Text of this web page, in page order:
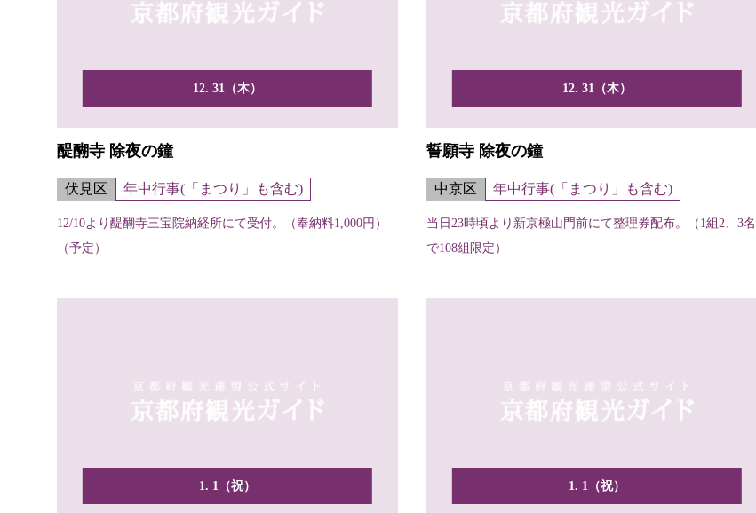
12. 31（木）
醍醐寺 除夜の鐘
伏見区 年中行事(「まつり」も含む)
12/10より醍醐寺三宝院納経所にて受付。（奉納料1,000円）
（予定）
12. 31（木）
誓願寺 除夜の鐘
中京区 年中行事(「まつり」も含む)
当日23時頃より新京極山門前にて整理券配布。（1組2、3名
で108組限定）
1. 1（祝） 1. 1（祝）